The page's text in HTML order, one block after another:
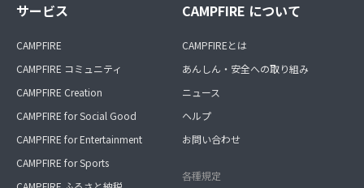
サービス
CAMPFIRE
CAMPFIRE コミュニティ
CAMPFIRE Creation
CAMPFIRE for Social Good
CAMPFIRE for Entertainment
CAMPFIRE for Sports
CAMPFIRE について
CAMPFIREとは
あんしん・安全への取り組み
ニュース
ヘルプ
お問い合わせ
各種規定